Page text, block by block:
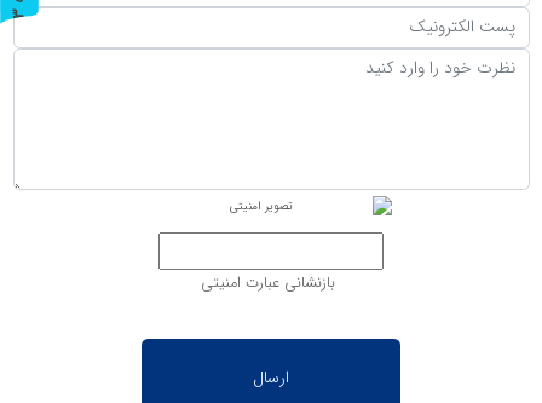
بازنشانی عبارت امنیتی
ر
و
ن
د
ه